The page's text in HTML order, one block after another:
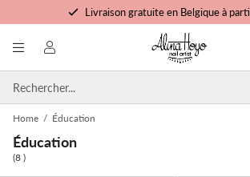
Livraison gratuite en Belgique à
Formation et tutoriels gratuits
Commandé avant 15h00, expédié
Home / Éducation
Éducation
(8 )